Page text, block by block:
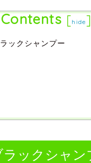
Contents [hide]
ックシャンプー
ックシャン